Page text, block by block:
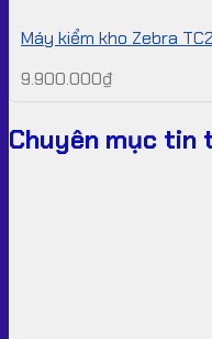
Máy kiểm kho Zebra
9.900.000₫
Chuyên mục tin